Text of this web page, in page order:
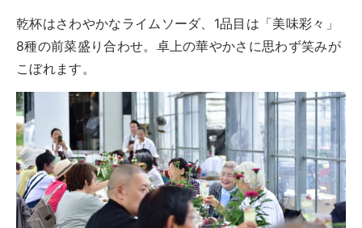
乾杯はさわやかなライムソーダ、1品目は「美味彩々」
8種の前菜盛り合わせ。卓上の華やかさに思わず笑みが
こぼれます。